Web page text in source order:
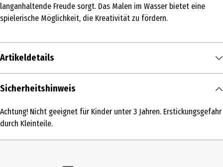
langanhaltende Freude sorgt. Das Malen im Wasser bietet eine
spielerische Möglichkeit, die Kreativität zu fördern.
Artikeldetails
Inhalt
Produkttyp
Sicherheitshinweis
Achtung! Nicht geeignet für Kinder unter 3 Jahren. Erstickungsgefahr
durch Kleinteile.